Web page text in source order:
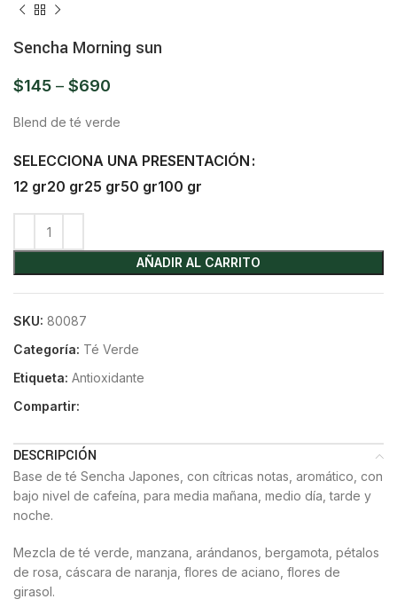
Sencha Morning sun
$145 – $690
Blend de té verde
SELECCIONA UNA PRESENTACIÓN
12 gr20 gr25 gr50 gr100 gr
AÑADIR AL CARRITO
SKU: 80087
Categoría: Té Verde
Etiqueta: Antioxidante
Compartir:
DESCRIPCIÓN
Base de té Sencha Japones, con cítricas notas, aromático, con
bajo nivel de cafeína, para media mañana, medio día, tarde y
noche.
Mezcla de té verde, manzana, arándanos, bergamota, pétalos
de rosa, cáscara de naranja, flores de aciano, flores de
girasol.